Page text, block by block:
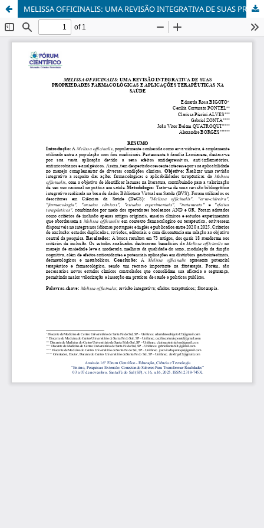
MELISSA OFFICINALIS: UMA REVISÃO INTEGRATIVA DE SUAS PROPRIEDADES FARMACOLÓGICAS E APLICAÇÕES TERAPÊUTICAS NA SAÚDE